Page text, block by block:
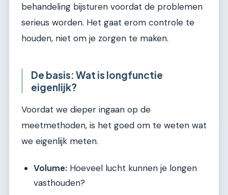
behandeling bijsturen voordat de problemen
serieus worden. Het gaat erom controle te
houden, niet om je zorgen te maken.
De basis: Wat is longfunctie
eigenlijk?
Voordat we dieper ingaan op de
meetmethoden, is het goed om te weten wat
we eigenlijk meten.
Volume: Hoeveel lucht kunnen je longen
vasthouden?